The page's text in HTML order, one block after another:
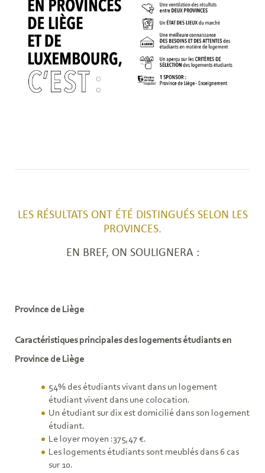
LES RÉSULTATS ONT ÉTÉ DISTINGUÉS SELON LES
PROVINCES.
EN BREF, ON SOULIGNERA :
Province de Liège
Caractéristiques principales des logements étudiants en
Province de Liège
54% des étudi­­ants vivant dans un logement
étudiant vivent dans une colocation.
Un étudiant sur dix est domicilié dans son logement
étudiant.
Le loyer moyen :375,47 €.
Les logements étudiants sont meublés dans 6 cas
sur 10.